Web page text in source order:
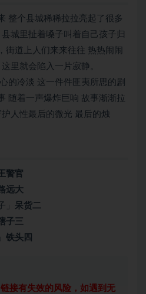
整个县城稀稀拉拉亮起了很多
城里扯着嗓子叫着自己孩子归
街道上人们来来往往 热热闹闹
里就会陷入一片寂静。
的冷淡 这一件件匪夷所思的剧
随着一声爆炸巨响 故事渐渐拉
人性最后的微光 最后的烛
警官
远大
」 呆货二
瞎子三
铁头四
接有失效的风险，如遇到无